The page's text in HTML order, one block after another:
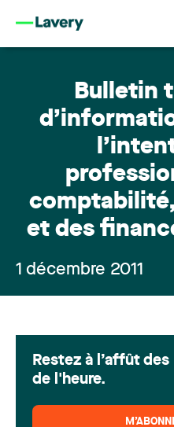
Bulletin
et des
1 décembre 2011
Restez à l’affût
de l'heure.